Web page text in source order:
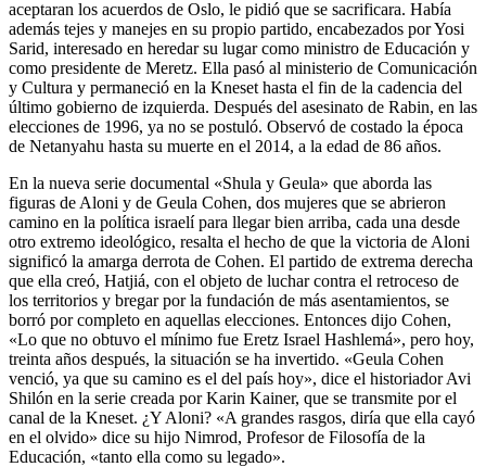
aceptaran los acuerdos de Oslo, le pidió que se sacrificara. Había
además tejes y manejes en su propio partido, encabezados por Yosi
Sarid, interesado en heredar su lugar como ministro de Educación y
como presidente de Meretz. Ella pasó al ministerio de Comunicación
y Cultura y permaneció en la Kneset hasta el fin de la cadencia del
último gobierno de izquierda. Después del asesinato de Rabin, en las
elecciones de 1996, ya no se postuló. Observó de costado la época
de Netanyahu hasta su muerte en el 2014, a la edad de 86 años.
En la nueva serie documental «Shula y Geula» que aborda las
figuras de Aloni y de Geula Cohen, dos mujeres que se abrieron
camino en la política israelí para llegar bien arriba, cada una desde
otro extremo ideológico, resalta el hecho de que la victoria de Aloni
significó la amarga derrota de Cohen. El partido de extrema derecha
que ella creó, Hatjiá, con el objeto de luchar contra el retroceso de
los territorios y bregar por la fundación de más asentamientos, se
borró por completo en aquellas elecciones. Entonces dijo Cohen,
«Lo que no obtuvo el mínimo fue Eretz Israel Hashlemá», pero hoy,
treinta años después, la situación se ha invertido. «Geula Cohen
venció, ya que su camino es el del país hoy», dice el historiador Avi
Shilón en la serie creada por Karin Kainer, que se transmite por el
canal de la Kneset. ¿Y Aloni? «A grandes rasgos, diría que ella cayó
en el olvido» dice su hijo Nimrod, Profesor de Filosofía de la
Educación, «tanto ella como su legado».